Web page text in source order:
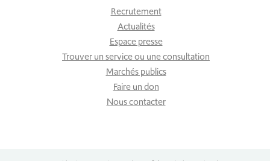
Recrutement
Actualités
Espace presse
Trouver un service ou une consultation
Marchés publics
Faire un don
Nous contacter